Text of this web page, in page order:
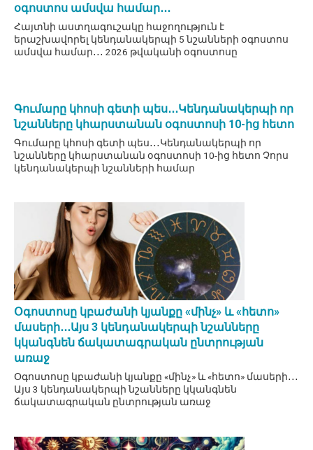
օգոստոս ամսվա համար․․․
Հայտնի աստղագուշակը հաջողություն է
երաշխավորել կենդանակերպի 5 նշանների օգոստոս
ամսվա համար․․․ 2026 թվականի օգոստոսը
Գումարը կհոսի գետի պես․․․Կենդանակերպի որ
նշանները կհարստանան օգոստոսի 10-ից հետո
Գումարը կհոսի գետի պես․․․Կենդանակերպի որ
նշանները կհարստանան օգոստոսի 10-ից հետո Չորս
կենդանակերպի նշանների համար
Օգոստոսը կբաժանի կյանքը «մինչ» և «հետո»
մասերի․․․Այս 3 կենդանակերպի նշանները
կկանգնեն ճակատագրական ընտրության
առաջ
Օգոստոսը կբաժանի կյանքը «մինչ» և «հետո» մասերի․․․
Այս 3 կենդանակերպի նշանները կկանգնեն
ճակատագրական ընտրության առաջ